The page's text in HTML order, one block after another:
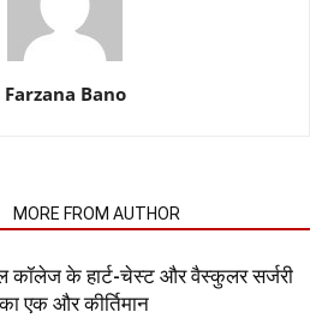
Farzana Bano
MORE FROM AUTHOR
कॉलेज के हार्ट-चेस्ट और वैस्कुलर सर्जरी
एक और कीर्तिमान